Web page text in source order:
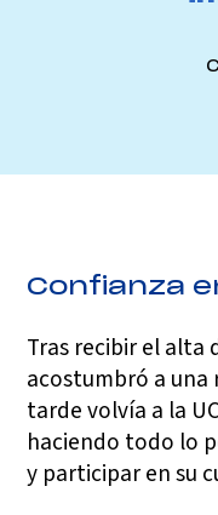
Confianza
Tras recibir el alta
acostumbró a una
tarde volvía a la
haciendo todo lo
y participar en su